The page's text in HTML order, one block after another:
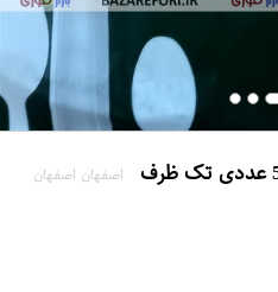
اصفهان اصفهان